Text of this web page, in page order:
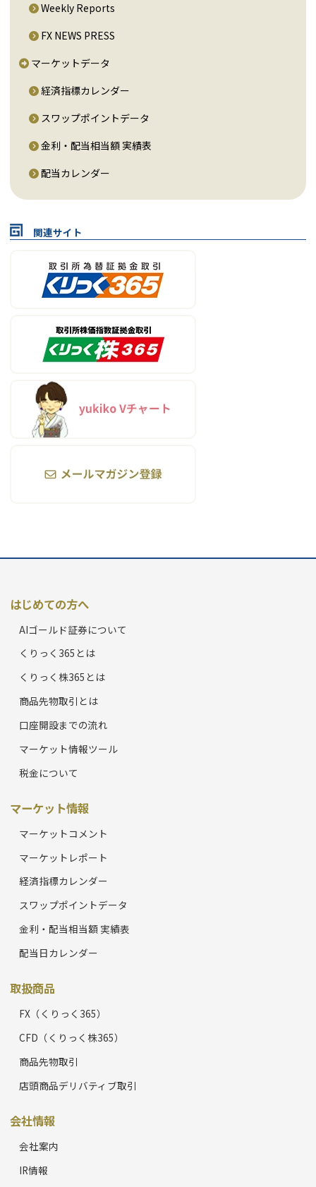
Weekly Reports
FX NEWS PRESS
マーケットデータ
経済指標カレンダー
スワップポイントデータ
金利・配当相当額 実績表
配当カレンダー
関連サイト
はじめての方へ
AIゴールド証券について
くりっく365とは
くりっく株365とは
商品先物取引とは
口座開設までの流れ
マーケット情報ツール
税金について
マーケット情報
マーケットコメント
マーケットレポート
経済指標カレンダー
スワップポイントデータ
金利・配当相当額 実績表
配当日カレンダー
取扱商品
FX（くりっく365）
CFD（くりっく株365）
商品先物取引
店頭商品デリバティブ取引
会社情報
会社案内
IR情報